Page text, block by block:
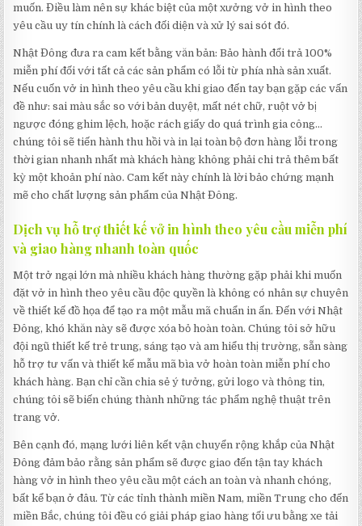
muốn. Điều làm nên sự khác biệt của một xưởng vở in hình theo
yêu cầu uy tín chính là cách đối diện và xử lý sai sót đó.
Nhật Đông đưa ra cam kết bằng văn bản: Bảo hành đổi trả 100%
miễn phí đối với tất cả các sản phẩm có lỗi từ phía nhà sản xuất.
Nếu cuốn vở in hình theo yêu cầu khi giao đến tay bạn gặp các vấn
đề như: sai màu sắc so với bản duyệt, mất nét chữ, ruột vở bị
ngược đóng ghim lệch, hoặc rách giấy do quá trình gia công…
chúng tôi sẽ tiến hành thu hồi và in lại toàn bộ đơn hàng lỗi trong
thời gian nhanh nhất mà khách hàng không phải chi trả thêm bất
kỳ một khoản phí nào. Cam kết này chính là lời bảo chứng mạnh
mẽ cho chất lượng sản phẩm của Nhật Đông.
Dịch vụ hỗ trợ thiết kế vở in hình theo yêu cầu miễn phí
và giao hàng nhanh toàn quốc
Một trở ngại lớn mà nhiều khách hàng thường gặp phải khi muốn
đặt vở in hình theo yêu cầu độc quyền là không có nhân sự chuyên
về thiết kế đồ họa để tạo ra một mẫu mã chuẩn in ấn. Đến với Nhật
Đông, khó khăn này sẽ được xóa bỏ hoàn toàn. Chúng tôi sở hữu
đội ngũ thiết kế trẻ trung, sáng tạo và am hiểu thị trường, sẵn sàng
hỗ trợ tư vấn và thiết kế mẫu mã bìa vở hoàn toàn miễn phí cho
khách hàng. Bạn chỉ cần chia sẻ ý tưởng, gửi logo và thông tin,
chúng tôi sẽ biến chúng thành những tác phẩm nghệ thuật trên
trang vở.
Bên cạnh đó, mạng lưới liên kết vận chuyển rộng khắp của Nhật
Đông đảm bảo rằng sản phẩm sẽ được giao đến tận tay khách
hàng vở in hình theo yêu cầu một cách an toàn và nhanh chóng,
bất kể bạn ở đâu. Từ các tỉnh thành miền Nam, miền Trung cho đến
miền Bắc, chúng tôi đều có giải pháp giao hàng tối ưu bằng xe tải